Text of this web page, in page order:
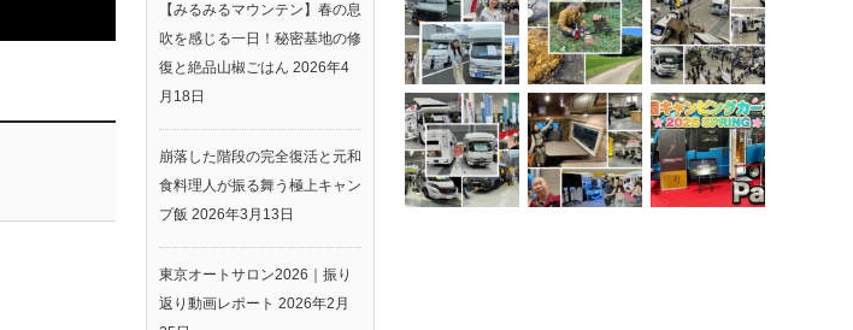
【みるみるマウンテン】春の息
吹を感じる一日！秘密基地の修
復と絶品山椒ごはん 2026年4
月18日
崩落した階段の完全復活と元和
食料理人が振る舞う極上キャン
プ飯 2026年3月13日
東京オートサロン2026｜振り
返り動画レポート 2026年2月